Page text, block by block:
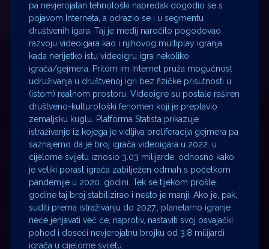
pa nevjerojatan tehnološki napredak dogodio se s
pojavom Interneta, a odrazio se i u segmentu
društvenih igara. Taj je medij naročito pogodovao
razvoju videoigara kao i njihovog multiplay igranja
kada nerijetko istu videoigru igra nekoliko
igrača/gejmera. Pritom im Internet pruža mogućnost
udruživanja u društvenoj igri bez fizičke prisutnosti u
(istom) realnom prostoru. Videoigre su postale raširen
društveno-kulturološki fenomen koji je preplavio
zemaljsku kuglu. Platforma Statista prikazuje
istraživanje iz kojega je vidljiva proliferacija gejmera pa
saznajemo da je broj igrača videoigara u 2022. u
cijelome svijetu iznosio 3.03 milijarde, odnosno kako
je veliki porast igrača zabilježen odmah s početkom
pandemije u 2020. godini. Tek se tijekom prošle
godine taj broj stabilizirao i nešto je manji. Ako je, pak,
suditi prema istraživanju do 2027., planetarno igranje
neće jenjavati već će, naprotiv, nastaviti svoj osvajački
pohod i doseći nevjerojatnu brojku od 3.8 milijardi
igrača u cijelome svijetu.